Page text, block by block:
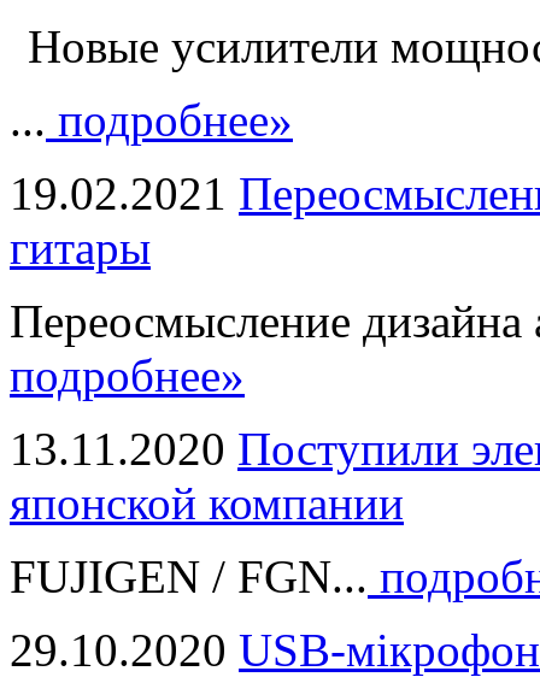
Новые усилители
... подробнее»
19.02.2021
гитары
Переосмысление дизайна
подробнее»
13.11.2020 Поступили
японской компании
FUJIGEN / FGN...
29.10.2020 USB-